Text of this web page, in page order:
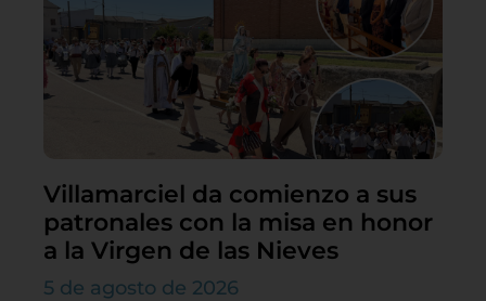
Villamarciel da comienzo a sus
patronales con la misa en honor
a la Virgen de las Nieves
5 de agosto de 2026